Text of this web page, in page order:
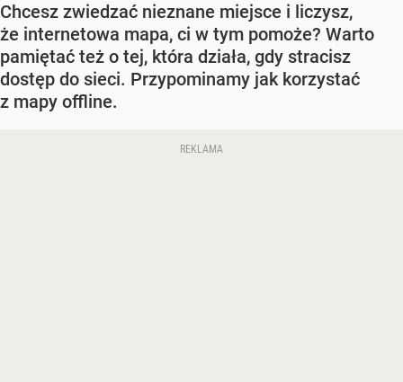
Chcesz zwiedzać nieznane miejsce i liczysz,
że internetowa mapa, ci w tym pomoże? Warto
pamiętać też o tej, która działa, gdy stracisz
dostęp do sieci. Przypominamy jak korzystać
z mapy offline.